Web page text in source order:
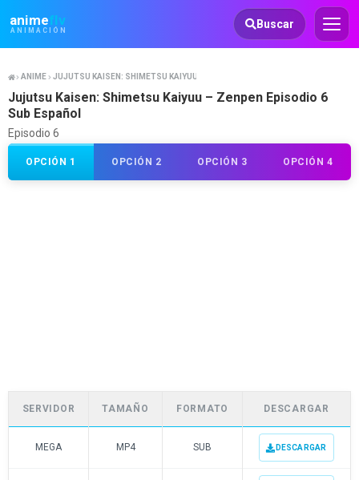
animeflv
ANIMACIÓN
Animeflv Buscar
ANIME JUJUTSU KAISEN: SHIMETSU KAIYUU - ZENPEN
Jujutsu Kaisen: Shimetsu Kaiyuu – Zenpen Episodio 6
Sub Español
Episodio 6
OPCIÓN 1 OPCIÓN 2 OPCIÓN 3 OPCIÓN 4
SERVIDOR TAMAÑO FORMATO DESCARGAR
MEGA MP4 SUB DESCARGAR